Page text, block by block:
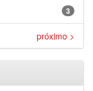
3
próximo >